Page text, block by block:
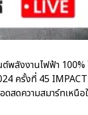
พลังงานไฟฟ้า
ครั้งที่ 45 IMPACT
ดสดความสมาร์ทเ